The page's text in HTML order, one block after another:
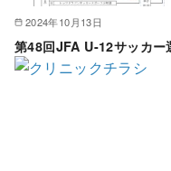
2024年10月13日
第48回JFA U-12サッカー